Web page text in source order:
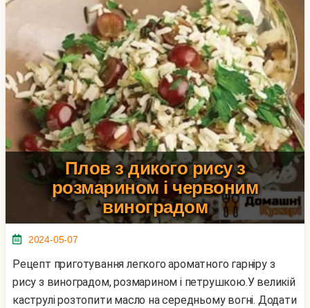
Плов з дикого рису з
розмарином і червоним
виноградом
2024-05-07
Рецепт приготування легкого ароматного гарніру з
рису з виноградом, розмарином і петрушкою.У великій
каструлі розтопити масло на середньому вогні. Додати